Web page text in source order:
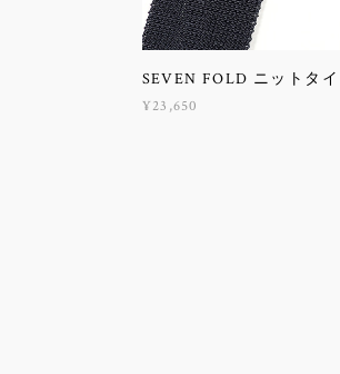
SEVEN FOLD ニットタイ
¥23,650